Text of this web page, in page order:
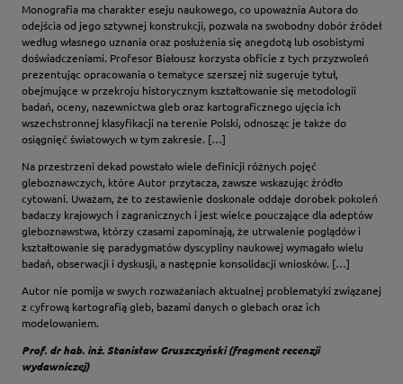
Monografia ma charakter eseju naukowego, co upoważnia Autora do
odejścia od jego sztywnej konstrukcji, pozwala na swobodny dobór źródeł
według własnego uznania oraz posłużenia się anegdotą lub osobistymi
doświadczeniami. Profesor Białousz korzysta obficie z tych przyzwoleń
prezentując opracowania o tematyce szerszej niż sugeruje tytuł,
obejmujące w przekroju historycznym kształtowanie się metodologii
badań, oceny, nazewnictwa gleb oraz kartograficznego ujęcia ich
wszechstronnej klasyfikacji na terenie Polski, odnosząc je także do
osiągnięć światowych w tym zakresie. […]
Na przestrzeni dekad powstało wiele definicji różnych pojęć
gleboznawczych, które Autor przytacza, zawsze wskazując źródło
cytowani. Uważam, że to zestawienie doskonale oddaje dorobek pokoleń
badaczy krajowych i zagranicznych i jest wielce pouczające dla adeptów
gleboznawstwa, którzy czasami zapominają, że utrwalenie poglądów i
kształtowanie się paradygmatów dyscypliny naukowej wymagało wielu
badań, obserwacji i dyskusji, a następnie konsolidacji wniosków. […]
Autor nie pomija w swych rozważaniach aktualnej problematyki związanej
z cyfrową kartografią gleb, bazami danych o glebach oraz ich
modelowaniem.
Prof. dr hab. inż. Stanisław Gruszczyński (fragment recenzji
wydawniczej)